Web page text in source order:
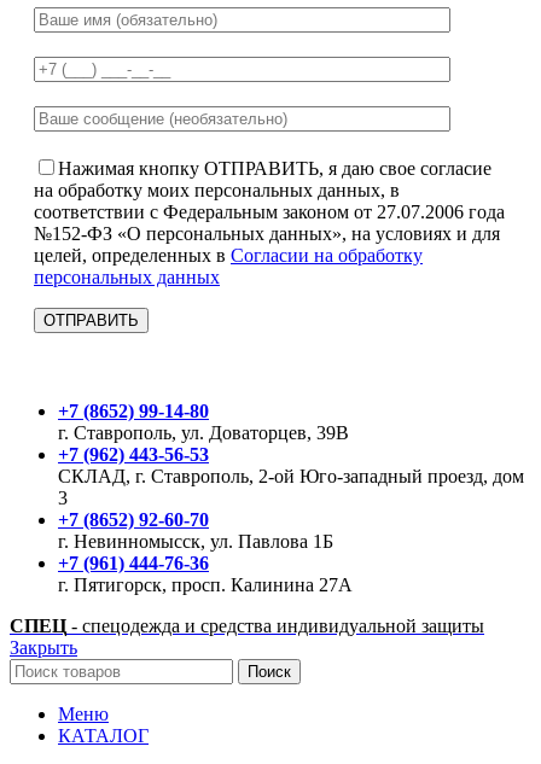
Нажимая кнопку ОТПРАВИТЬ, я даю свое согласие
на обработку моих персональных данных, в
соответствии с Федеральным законом от 27.07.2006 года
№152-ФЗ «О персональных данных», на условиях и для
целей, определенных в Согласии на обработку
персональных данных
+7 (8652) 99-14-80
г. Ставрополь, ул. Доваторцев, 39В
+7 (962) 443-56-53
СКЛАД, г. Ставрополь, 2-ой Юго-западный проезд, дом
3
+7 (8652) 92-60-70
г. Невинномысск, ул. Павлова 1Б
+7 (961) 444-76-36
г. Пятигорск, просп. Калинина 27А
СПЕЦ - спецодежда и средства индивидуальной защиты
Закрыть
Поиск
Меню
КАТАЛОГ